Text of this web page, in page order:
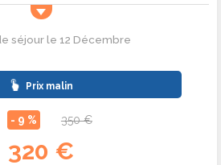
d'hôtel ou d'un chalet au style
de ski Le Corbier vous souhaite un
séjour le 12 Décembre
Prix malin
- 9 % 350 €
320 €